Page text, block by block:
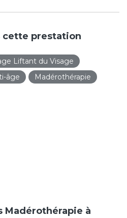
cette prestation
Liftant du Visage
âge Madérothérapie
Madérothérapie à